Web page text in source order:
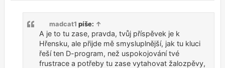
madcat1 píše: ↑
A je to tu zase, pravda, tvůj příspěvek je k
Hřensku, ale přijde mě smysluplnější, jak tu kluci
řeší ten D-program, než uspokojování tvé
frustrace a potřeby tu zase vytahovat žalozpěvy,